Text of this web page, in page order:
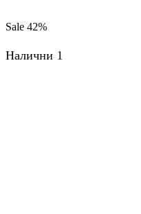
Sale 42%
Налични 1